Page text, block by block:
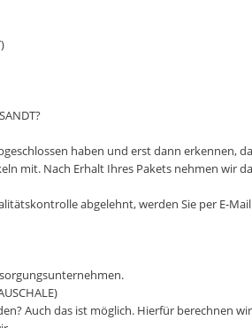
haben und erst dann erkennen,
mit. Nach Erhalt Ihres Pakets nehmen wir
abgelehnt, werden Sie per E-
Auch das ist möglich. Hierfür berechnen